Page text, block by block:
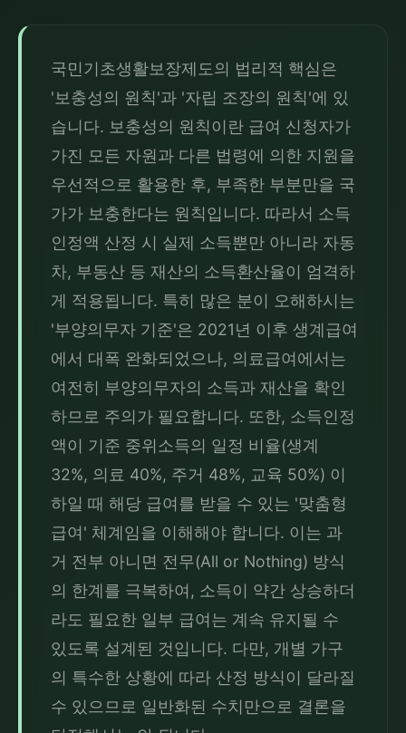
국민기초생활보장제도의 법리적 핵심은
'보충성의 원칙'과 '자립 조장의 원칙'에 있
습니다. 보충성의 원칙이란 급여 신청자가
가진 모든 자원과 다른 법령에 의한 지원을
우선적으로 활용한 후, 부족한 부분만을 국
가가 보충한다는 원칙입니다. 따라서 소득
인정액 산정 시 실제 소득뿐만 아니라 자동
차, 부동산 등 재산의 소득환산율이 엄격하
게 적용됩니다. 특히 많은 분이 오해하시는
'부양의무자 기준'은 2021년 이후 생계급여
에서 대폭 완화되었으나, 의료급여에서는
여전히 부양의무자의 소득과 재산을 확인
하므로 주의가 필요합니다. 또한, 소득인정
액이 기준 중위소득의 일정 비율(생계
32%, 의료 40%, 주거 48%, 교육 50%) 이
하일 때 해당 급여를 받을 수 있는 '맞춤형
급여' 체계임을 이해해야 합니다. 이는 과
거 전부 아니면 전무(All or Nothing) 방식
의 한계를 극복하여, 소득이 약간 상승하더
라도 필요한 일부 급여는 계속 유지될 수
있도록 설계된 것입니다. 다만, 개별 가구
의 특수한 상황에 따라 산정 방식이 달라질
수 있으므로 일반화된 수치만으로 결론을